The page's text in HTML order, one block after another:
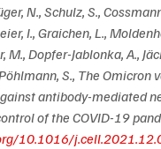
N., Schulz, S.,
I., Graichen, L.,
M., Dopfer-Jablonka, A.,
S., The Omicron
antibody-mediated
of the COVID-19
10.1016/